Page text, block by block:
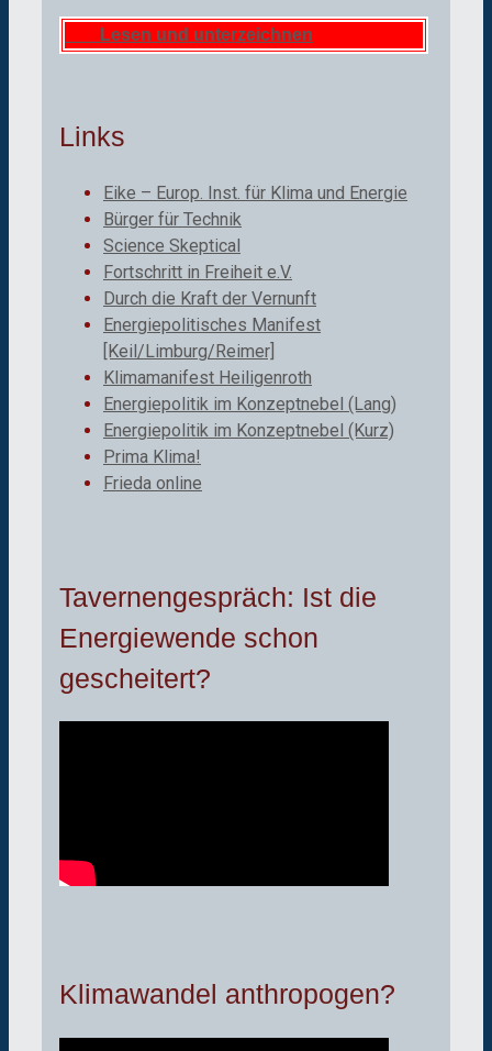
Lesen und unterzeichnen
Links
Eike – Europ. Inst. für Klima und Energie
Bürger für Technik
Science Skeptical
Fortschritt in Freiheit e.V.
Durch die Kraft der Vernunft
Energiepolitisches Manifest
[Keil/Limburg/Reimer]
Klimamanifest Heiligenroth
Energiepolitik im Konzeptnebel (Lang)
Energiepolitik im Konzeptnebel (Kurz)
Prima Klima!
Frieda online
Tavernengespräch: Ist die
Energiewende schon
gescheitert?
Klimawandel anthropogen?